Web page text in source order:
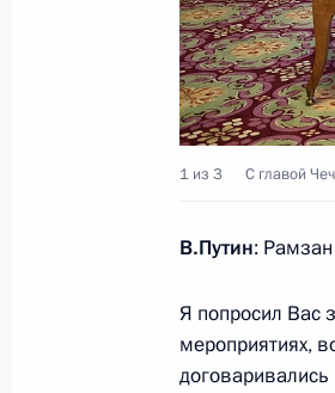
Приём от
9 мая 2025 года,
Парад в честь
1 из 3 С главой
В.Путин:
Я попросил Вас
мероприятиях,